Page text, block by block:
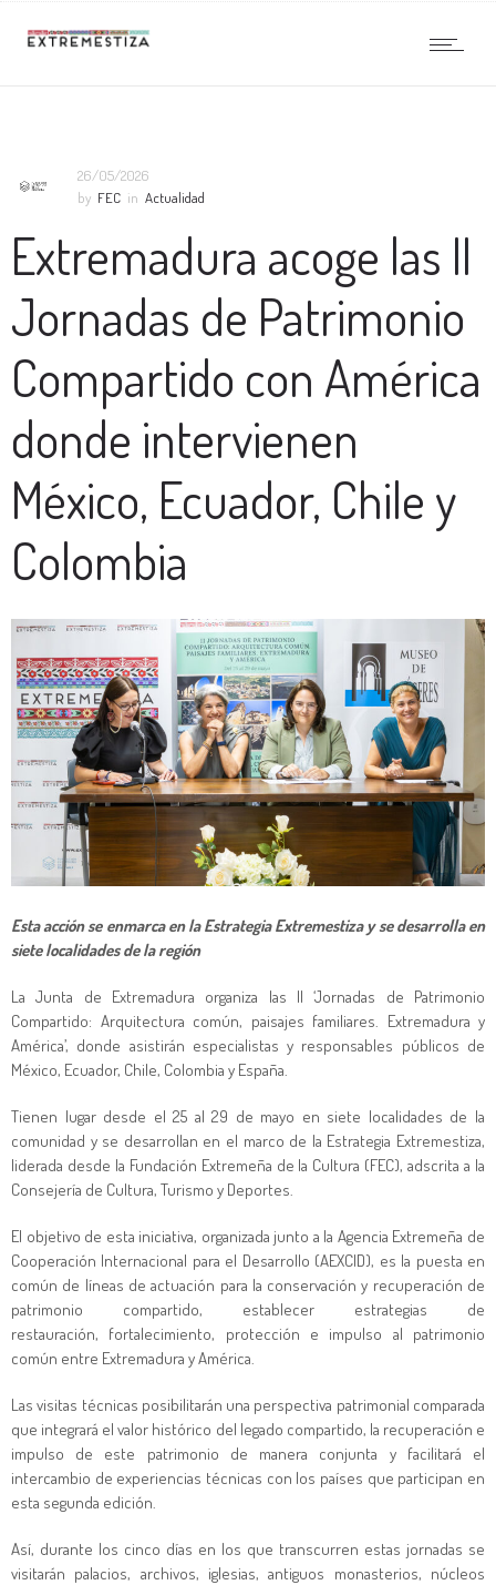
26/05/2026
by FEC in Actualidad
Extremadura acoge las II
Jornadas de Patrimonio
Compartido con América
donde intervienen
México, Ecuador, Chile y
Colombia
Esta acción se enmarca en la Estrategia Extremestiza y se desarrolla en
siete localidades de la región
La Junta de Extremadura organiza las II ‘Jornadas de Patrimonio
Compartido: Arquitectura común, paisajes familiares. Extremadura y
América’, donde asistirán especialistas y responsables públicos de
México, Ecuador, Chile, Colombia y España.
Tienen lugar desde el 25 al 29 de mayo en siete localidades de la
comunidad y se desarrollan en el marco de la Estrategia Extremestiza,
liderada desde la Fundación Extremeña de la Cultura (FEC), adscrita a la
Consejería de Cultura, Turismo y Deportes.
El objetivo de esta iniciativa, organizada junto a la Agencia Extremeña de
Cooperación Internacional para el Desarrollo (AEXCID), es la puesta en
común de líneas de actuación para la conservación y recuperación de
patrimonio compartido, establecer estrategias de
restauración, fortalecimiento, protección e impulso al patrimonio
común entre Extremadura y América.
Las visitas técnicas posibilitarán una perspectiva patrimonial comparada
que integrará el valor histórico del legado compartido, la recuperación e
impulso de este patrimonio de manera conjunta y facilitará el
intercambio de experiencias técnicas con los países que participan en
esta segunda edición.
Así, durante los cinco días en los que transcurren estas jornadas se
visitarán palacios, archivos, iglesias, antiguos monasterios, núcleos